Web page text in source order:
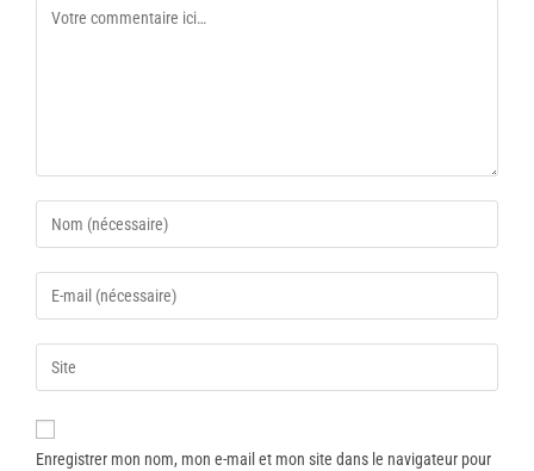
Enregistrer mon nom, mon e-mail et mon site dans le navigateur pour